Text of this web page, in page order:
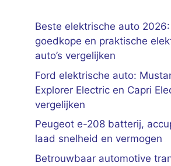
Beste elektrische auto
goedkope en praktische
auto’s vergelijken
Ford elektrische auto:
Explorer Electric en Capri
vergelijken
Peugeot e-208 batterij,
laad snelheid en vermogen
Betrouwbaar automotive